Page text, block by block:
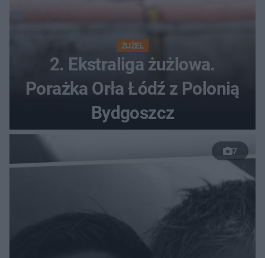
ŻUŻEL
2. Ekstraliga żużlowa.
Porażka Orła Łódź z Polonią
Bydgoszcz
7